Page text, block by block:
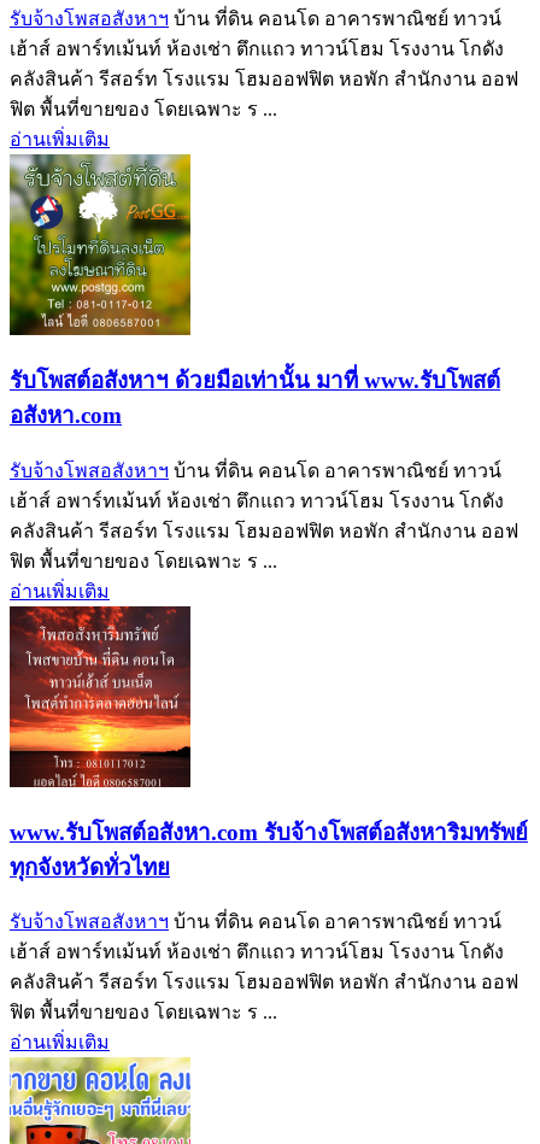
รับจ้างโพสอสังหาฯ บ้าน ที่ดิน คอนโด อาคารพาณิชย์ ทาวน์
เฮ้าส์ อพาร์ทเม้นท์ ห้องเช่า ตึกแถว ทาวน์โฮม โรงงาน โกดัง
คลังสินค้า รีสอร์ท โรงแรม โฮมออฟฟิต หอพัก สำนักงาน ออฟ
ฟิต พื้นที่ขายของ โดยเฉพาะ ร ...
อ่านเพิ่มเติม
รับโพสต์อสังหาฯ ด้วยมือเท่านั้น มาที่ www.รับโพสต์
อสังหา.com
รับจ้างโพสอสังหาฯ บ้าน ที่ดิน คอนโด อาคารพาณิชย์ ทาวน์
เฮ้าส์ อพาร์ทเม้นท์ ห้องเช่า ตึกแถว ทาวน์โฮม โรงงาน โกดัง
คลังสินค้า รีสอร์ท โรงแรม โฮมออฟฟิต หอพัก สำนักงาน ออฟ
ฟิต พื้นที่ขายของ โดยเฉพาะ ร ...
อ่านเพิ่มเติม
www.รับโพสต์อสังหา.com รับจ้างโพสต์อสังหาริมทรัพย์
ทุกจังหวัดทั่วไทย
รับจ้างโพสอสังหาฯ บ้าน ที่ดิน คอนโด อาคารพาณิชย์ ทาวน์
เฮ้าส์ อพาร์ทเม้นท์ ห้องเช่า ตึกแถว ทาวน์โฮม โรงงาน โกดัง
คลังสินค้า รีสอร์ท โรงแรม โฮมออฟฟิต หอพัก สำนักงาน ออฟ
ฟิต พื้นที่ขายของ โดยเฉพาะ ร ...
อ่านเพิ่มเติม